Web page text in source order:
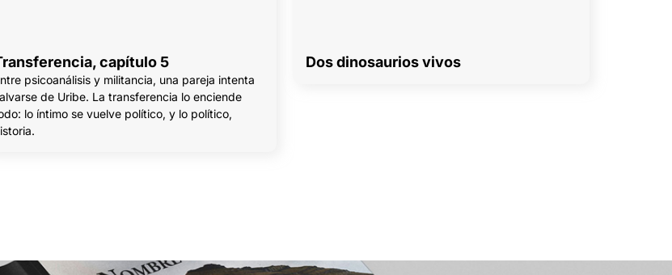
capítulo 5
psicoanálisis y militancia, una pareja intenta
de Uribe. La transferencia lo enciende
lo íntimo se vuelve político, y lo político,
Dos dinosaurios vivos